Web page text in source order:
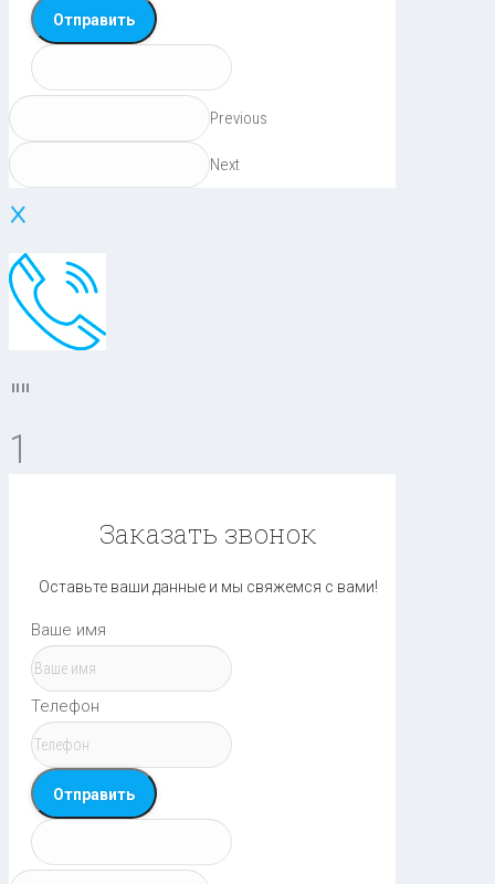
Отправить
Previous
Next
×
""
1
Заказать звонок
Оставьте ваши данные и мы свяжемся с вами!
Ваше имя
Телефон
Отправить